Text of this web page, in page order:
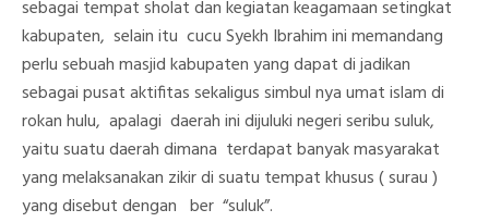
sebagai tempat sholat dan kegiatan keagamaan setingkat
kabupaten, selain itu cucu Syekh Ibrahim ini memandang
perlu sebuah masjid kabupaten yang dapat di jadikan
sebagai pusat aktifitas sekaligus simbul nya umat islam di
rokan hulu, apalagi daerah ini dijuluki negeri seribu suluk,
yaitu suatu daerah dimana terdapat banyak masyarakat
yang melaksanakan zikir di suatu tempat khusus ( surau )
yang disebut dengan ber “suluk”.